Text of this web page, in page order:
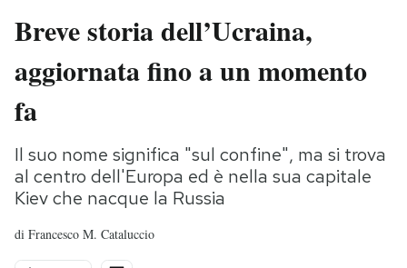
Italia
Politica
Scienza
Cultura
Sport
Moda
Consumismi
Media
Breve storia dell’Ucraina,
aggiornata fino a un momento
fa
Il suo nome significa "sul confine", ma si trova
al centro dell'Europa ed è nella sua capitale
Kiev che nacque la Russia
di Francesco M. Cataluccio